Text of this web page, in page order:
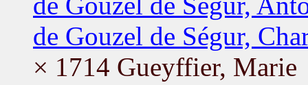
de Gouzel de Ségur,
× 1714 Gueyffier, Marie